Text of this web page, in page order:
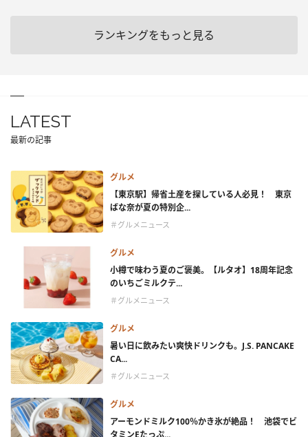
ランキングをもっと見る
LATEST
最新の記事
グルメ
【東京駅】帰省土産を探している人必見！ 東京
ばな奈が夏の特別企...
＃グルメニュース
グルメ
小樽で味わう夏のご褒美。【ルタオ】18周年記念
のいちごミルクテ...
＃グルメニュース
グルメ
暑い日に飲みたい爽快ドリンクも。J.S. PANCAKE
CA...
＃グルメニュース
グルメ
アーモンドミルク100％かき氷が絶品！ 池袋でビ
タミンEたっぷ...